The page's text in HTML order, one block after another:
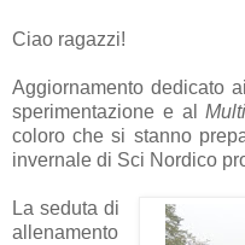
Ciao ragazzi!
Aggiornamento dedicato
sperimentazione e al
coloro che si stanno
invernale di Sci Nordico
La seduta di
allenamento